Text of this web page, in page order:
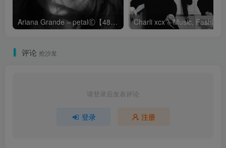
Ariana Grande – petalⒺ【48kHz／24bit】英国区
评论 抢沙发
请登录后发表评论
登录 注册